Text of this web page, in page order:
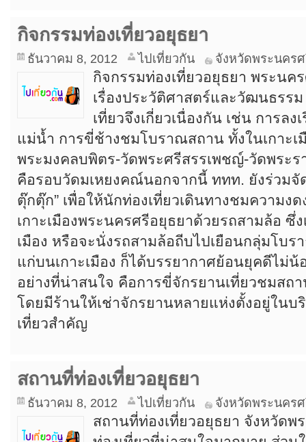
กิจกรรมท่องเที่ยวอยุธยา
ธันวาคม 8, 2012 ไปเที่ยวกัน จังหวัดพระนคร
กิจกรรมท่องเที่ยวอยุธยา พระนค
เรื่องประวัติศาสตร์และวัฒนธรร
เที่ยวจึงเกี่ยวเนื่องกัน เช่น การลง
แม่น้ำ การขี่ช้างชมโบราณสถาน ทั้งในเกาะเ
พระมงคลบพิตร-วัดพระศรีสรรเพชญ์-วัดพระร
คือรอบวัดมเหยงคณ์นอกจากนี้ ททท. ยังร่วมจั
ตุ๊กตุ๊ก” เพื่อให้นักท่องเที่ยวเดินทางชมความ
เกาะเมืองพระนครศรีอยุธยาด้วยรถสามล้อ ซึ่
เมือง หรือจะนั่งรถสามล้อถีบไปเยือนกลุ่มโบ
แก่บนเกาะเมือง ก็ได้บรรยากาศย้อนยุคดีไม่น้
อย่างที่น่าสนใจ คือการขี่จักรยานเที่ยวชมสถา
โดยมีร้านให้เช่าจักรยานหลายแห่งตั้งอยู่ในบ
เที่ยวสำคัญ
สถานที่ท่องเที่ยวอยุธยา
ธันวาคม 8, 2012 ไปเที่ยวกัน จังหวัดพระนคร
สถานที่ท่องเที่ยวอยุธยา จังหวัดพ